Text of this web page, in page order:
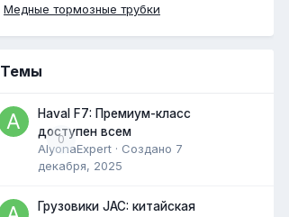
Медные тормозные трубки
Темы
0
Haval F7: Премиум-класс
доступен всем
AlyonaExpert · Создано 7
декабря, 2025
Грузовики JAC: китайская